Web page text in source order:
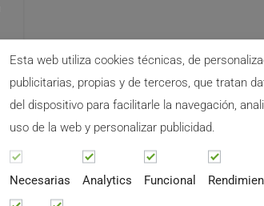
Esta web utiliza cookies técnicas, de
publicitarias, propias y de terceros, que tratan
del dispositivo para facilitarle la navegación,
uso de la web y personalizar publicidad.
Necesarias Analytics Funcional